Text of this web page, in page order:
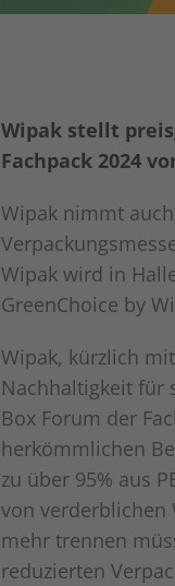
Wipak stellt
Fachpack 2024
Wipak nimmt
Wipak wird in
GreenChoice by
Wipak, kürzlich
Nachhaltigkeit für
Box Forum der
herkömmlichen
zu über 95% aus
von verderblichen
mehr trennen
reduzierten